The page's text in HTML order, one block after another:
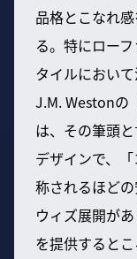
品格とこなれ
る。特にロー
タイルにおい
J.M. Westonの
は、その筆頭
デザインで、
称されるほど
ウィズ展開が
を提供すると